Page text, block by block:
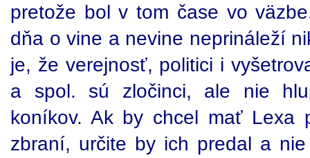
pretože bol v tom čase vo
dňa o vine a nevine neprináleží
je, že verejnosť, politici i
a spol. sú zločinci, ale nie
koníkov. Ak by chcel mať Lexa
zbraní, určite by ich predal a